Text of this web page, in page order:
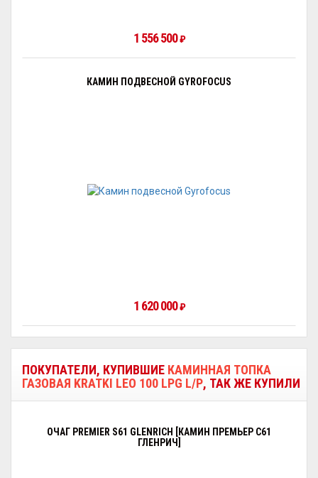
1 556 500₽
КАМИН ПОДВЕСНОЙ GYROFOCUS
1 620 000₽
ПОКУПАТЕЛИ, КУПИВШИЕ КАМИННАЯ ТОПКА
ГАЗОВАЯ KRATKI LEO 100 LPG L/P, ТАК ЖЕ КУПИЛИ
ОЧАГ PREMIER S61 GLENRICH [КАМИН ПРЕМЬЕР С61
ГЛЕНРИЧ]